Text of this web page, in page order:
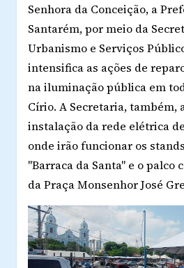
Senhora da Conceição, a
Santarém, por meio da
Urbanismo e Serviços
intensifica as ações de
na iluminação pública em
Círio. A Secretaria, também,
instalação da rede elétrica
onde irão funcionar os
"Barraca da Santa" e o palco
da Praça Monsenhor José